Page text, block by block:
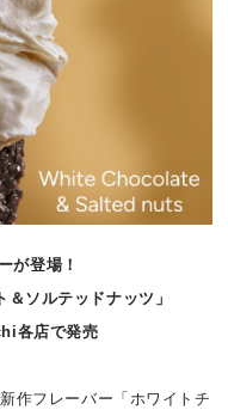
が登場！
ソルテッドナッツ」
各店で発売
作フレーバー「ホワイトチ